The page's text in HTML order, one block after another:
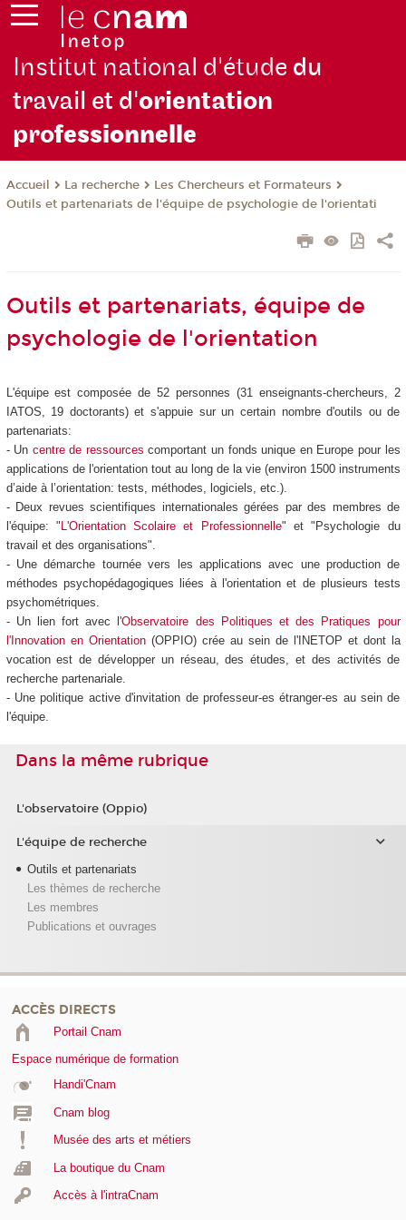
Institut national d'étude du
travail et d'orientation
professionnelle
Accueil La recherche
Les Chercheurs et Formateurs
Outils et partenariats de l'équipe de psychologie de l'orientati
Outils et partenariats, équipe de
psychologie de l'orientation
L'équipe est composée de 52 personnes (31 enseignants-chercheurs, 2
IATOS, 19 doctorants) et s'appuie sur un certain nombre d'outils ou de
partenariats:
- Un centre de ressources comportant un fonds unique en Europe pour les
applications de l'orientation tout au long de la vie (environ 1500 instruments
d’aide à l’orientation: tests, méthodes, logiciels, etc.).
- Deux revues scientifiques internationales gérées par des membres de
l'équipe: " L'Orientation Scolaire et Professionnelle" et "Psychologie du
travail et des organisations".
- Une démarche tournée vers les applications avec une production de
méthodes psychopédagogiques liées à l'orientation et de plusieurs tests
psychométriques.
- Un lien fort avec l'Observatoire des Politiques et des Pratiques pour
l'Innovation en Orientation(OPPIO) crée au sein de l'INETOP et dont la
vocation est de développer un réseau, des études, et des activités de
recherche partenariale.
- Une politique active d'invitation de professeur-es étranger-es au sein de
l'équipe.
Dans la même rubrique
L'observatoire (Oppio)
L'équipe de recherche
Outils et partenariats
Les thèmes de recherche
Les membres
Publications et ouvrages
ACCÈS DIRECTS
Portail Cnam
Espace numérique de formation
Handi'Cnam
Cnam blog
Musée des arts et métiers
La boutique du Cnam
Accès à l'intraCnam